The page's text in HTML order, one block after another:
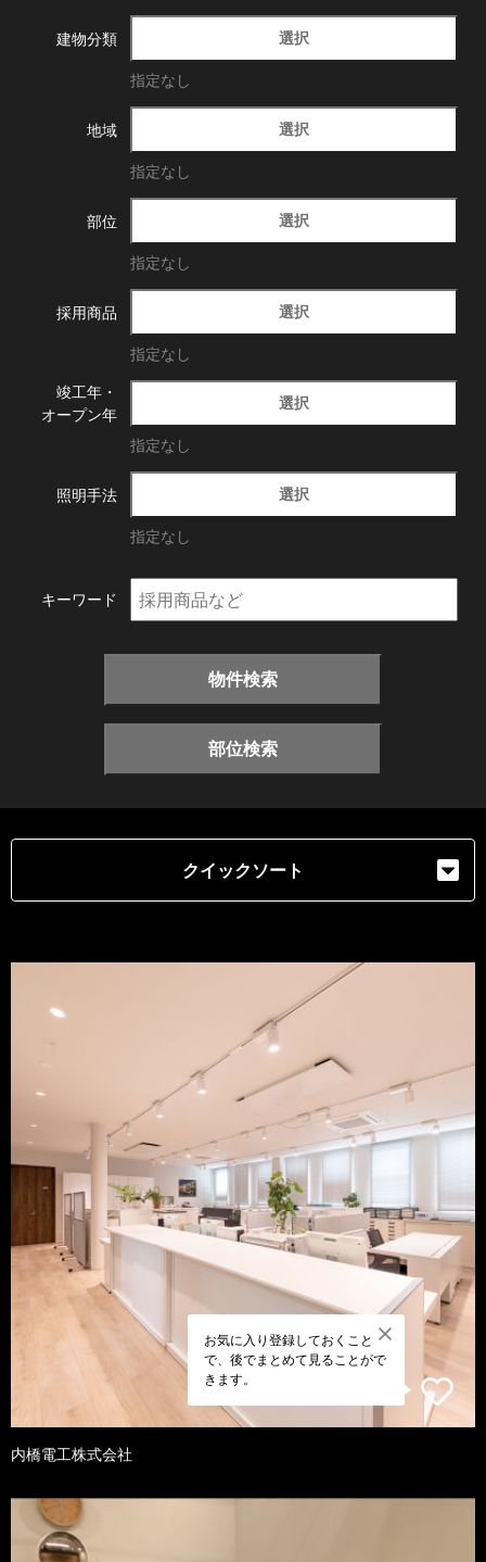
建物分類 選択
指定なし
地域 選択
指定なし
部位 選択
指定なし
採用商品 選択
指定なし
竣工年・
オープン年
選択
指定なし
照明手法 選択
指定なし
キーワード
物件検索
部位検索
クイックソート
お気に入り登録しておくこと
で、後でまとめて見ることがで
きます。
内橋電工株式会社